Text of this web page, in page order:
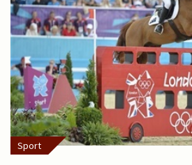
Sport